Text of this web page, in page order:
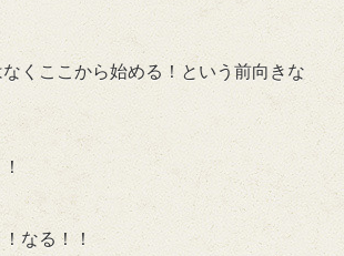
くここから始める！という前向きな
なる！！